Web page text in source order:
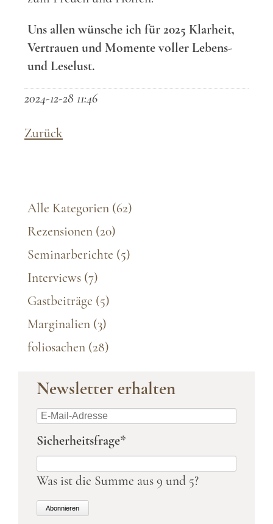
Uns allen wünsche ich für 2025 Klarheit,
Vertrauen und Momente voller Lebens-
und Leselust.
2024-12-28 11:46
Zurück
Alle Kategorien (62)
Rezensionen (20)
Seminarberichte (5)
Interviews (7)
Gastbeiträge (5)
Marginalien (3)
foliosachen (28)
Newsletter erhalten
E-
Mail-
Pflichtfeld
Sicherheitsfrage*
Was ist die Summe aus 9 und 5?
Abonnieren